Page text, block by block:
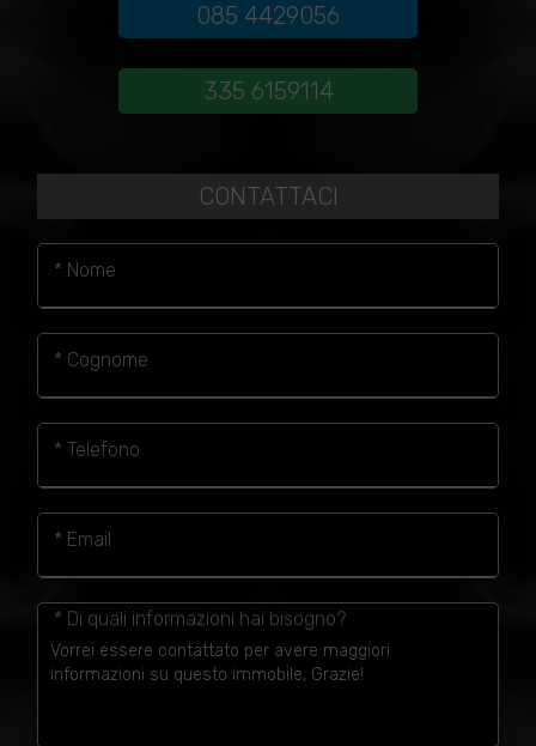
085 4429056
335 6159114
CONTATTACI
* Nome
* Cognome
* Telefono
* Email
* Di quali informazioni hai bisogno?